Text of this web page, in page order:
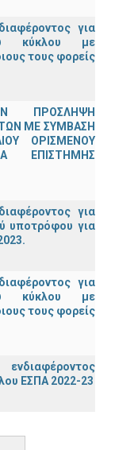
για
κύκλου με
τους φορείς
ΠΡΟΣΛΗΨΗ
ΜΕ ΣΥΜΒΑΣΗ
ΟΡΙΣΜΕΝΟΥ
ΕΠΙΣΤΗΜΗΣ
για
υποτρόφου για
για
κύκλου με
τους φορείς
ΕΣΠΑ 2022-23